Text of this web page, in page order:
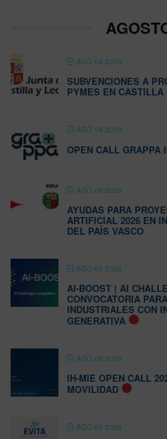
AGO 09 2026
SUBVENCIONES A
PYMES EN CASTILLA
AGO 09 2026
OPEN CALL GRAPPA
AGO 09 2026
AYUDAS PARA
ARTIFICIAL 2026 EN
DEL PAÍS VASCO
AGO 09 2026
AI-BOOST | AI
CONVOCATORIA
INDUSTRIALES CON
GENERATIVA
AGO 09 2026
IH-MIE OPEN CALL
MOVILIDAD
AGO 09 2026